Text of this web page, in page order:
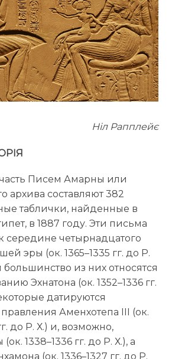
Ніл Рапплейє
Писем Амарны или
архива составляют 382
таблички, найденные в
в 1887 году. Эти письма
середине четырнадцатого
эры (ок. 1365–1335 гг. до Р.
из них относятся
Эхнатона (ок. 1352–1336 гг.
датируются
Аменхотепа III (ок.
до Р. Х.) и, возможно,
1338–1336 гг. до Р. Х.), а
(ок. 1336–1327 гг. до Р.